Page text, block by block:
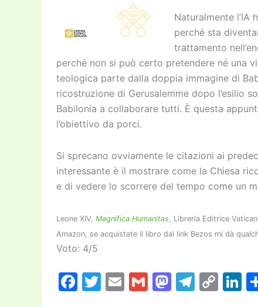
Naturalmente l’IA
perché sta
trattamento
perché non si può certo pretendere né una
teologica parte dalla doppia immagine di
ricostruzione di Gerusalemme dopo l’esilio
Babilonia a collaborare tutti. È questa
l’obiettivo da porci.
Si sprecano ovviamente le citazioni ai
interessante è il mostrare come la Chiesa
e di vedere lo scorrere del tempo come un
Leone XIV, Magnifica Humanitas, Libreria Editrice
Amazon, se acquistate il libro dal link Bezos mi dà
Voto: 4/5
F
T
E
G
M T
C
Li